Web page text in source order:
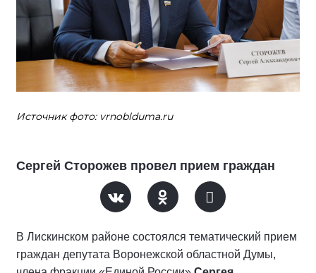
Источник фото: vrnoblduma.ru
Сергей Сторожев провел прием граждан
В Лискинском районе состоялся тематический прием
граждан депутата Воронежской областной Думы,